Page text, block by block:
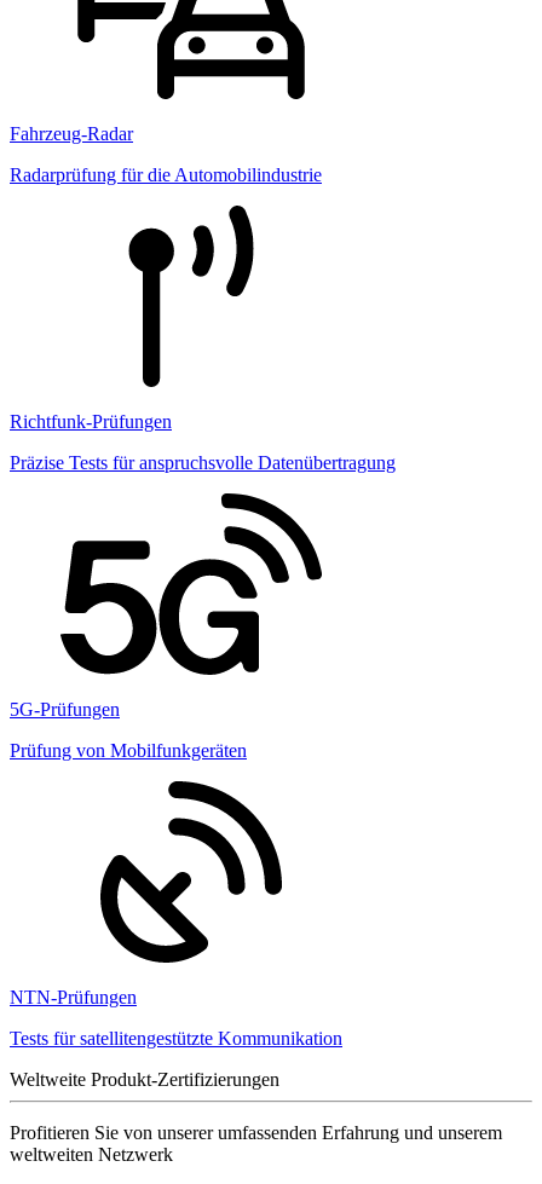
Fahrzeug-Radar
Radarprüfung für die Automobilindustrie
Richtfunk-Prüfungen
Präzise Tests für anspruchsvolle Datenübertragung
5G-Prüfungen
Prüfung von Mobilfunkgeräten
NTN-Prüfungen
Tests für satellitengestützte Kommunikation
Weltweite Produkt-Zertifizierungen
Profitieren Sie von unserer umfassenden Erfahrung und unserem
weltweiten Netzwerk